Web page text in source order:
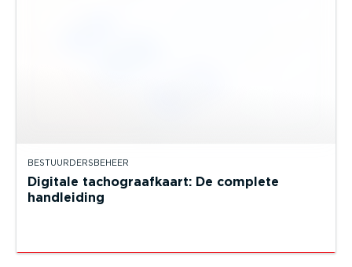
BESTUURDERSBEHEER
Digitale tachograafkaart: De complete
handleiding